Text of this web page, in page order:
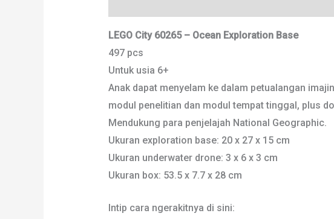
LEGO City 60265 – Ocean Exploration Base
497 pcs
Untuk usia 6+
Anak dapat menyelam ke dalam petualangan
modul penelitian dan modul tempat tinggal, plus
Mendukung para penjelajah National Geographic.
Ukuran exploration base: 20 x 27 x 15 cm
Ukuran underwater drone: 3 x 6 x 3 cm
Ukuran box: 53.5 x 7.7 x 28 cm
Intip cara ngerakitnya di sini: